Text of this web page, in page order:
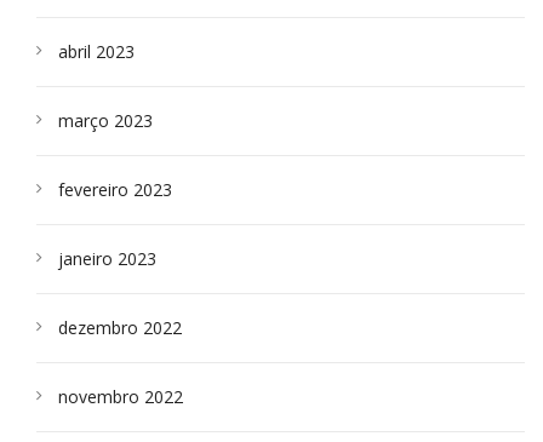
abril 2023
março 2023
fevereiro 2023
janeiro 2023
dezembro 2022
novembro 2022